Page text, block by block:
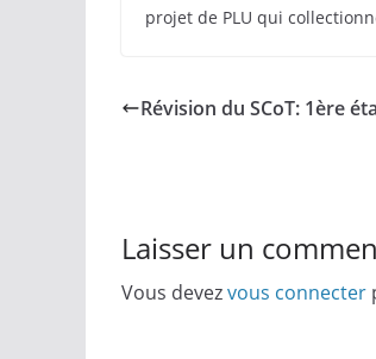
projet de PLU qui
Révision du SCoT: 1ère
Laisser un
Vous devezvous connecter